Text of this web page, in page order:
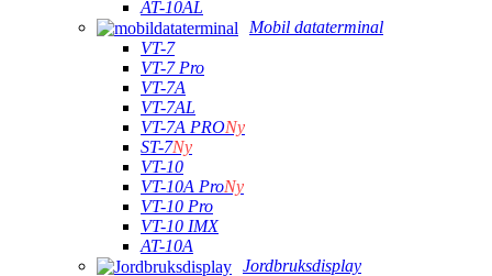
AT-10AL
Mobil dataterminal
VT-7
VT-7 Pro
VT-7A
VT-7AL
VT-7A PRONy
ST-7Ny
VT-10
VT-10A ProNy
VT-10 Pro
VT-10 IMX
AT-10A
Jordbruksdisplay